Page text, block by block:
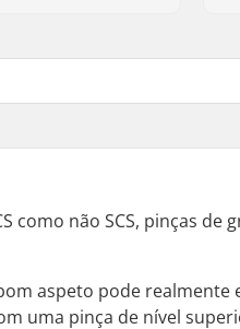
não SCS, pinças de
aspeto pode realmente
uma pinça de nível